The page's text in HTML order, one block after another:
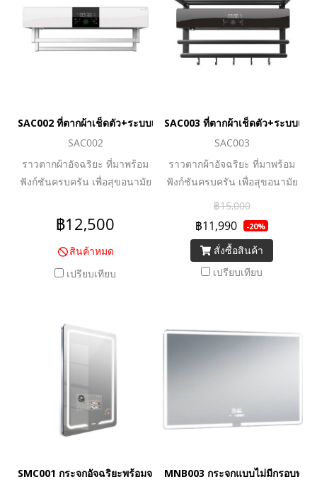
SAC002 ที่ตากผ้าเช็ดตัว+ระบบเป่าแห้งฆ่าเชื้อ สีขาว_ยกเลิกการผลิต
SAC002
ราวตากผ้าอัจฉริยะ ที่มาพร้อม
ฟังก์ชันครบครัน เพื่อสุขอนามัย
฿12,500
สินค้าหมด
เปรียบเทียบ
SAC003 ที่ตากผ้าเช็ดตัว+ระบบเ
SAC003
ราวตากผ้าอัจฉริยะ ที่มาพร้อม
ฟังก์ชันครบครัน เพื่อสุขอนามัย
ที่ดีของทุกคนในครอบครัว
฿15,000
฿11,990 -20%
สั่งซื้อสินค้า
เปรียบเทียบ
SMC001 กระจกอัจฉริยะพร้อมจอTVMNB003 กระจกแบบไม่มีกรอบพร้